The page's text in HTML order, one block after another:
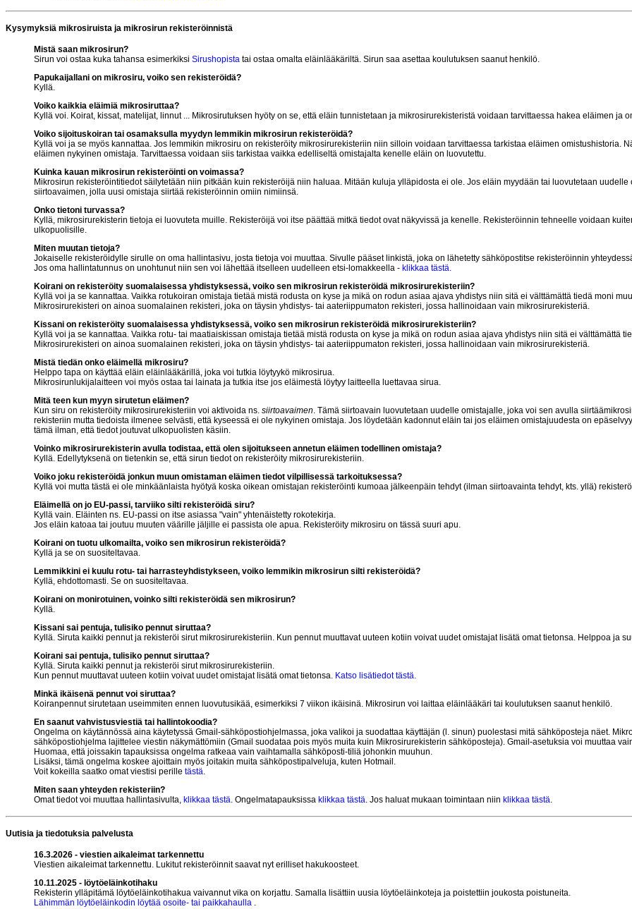
Kysymyksiä mikrosiruista ja mikrosirun rekisteröinnistä
Mistä saan mikrosirun?
Sirun voi ostaa kuka tahansa esimerkiksi Sirushopista tai ostaa omalta eläinlääkäriltä. Sirun saa asettaa koulutuksen saanut henkilö.
Papukaijallani on mikrosiru, voiko sen rekisteröidä?
Kyllä.
Voiko kaikkia eläimiä mikrosiruttaa?
Kyllä voi. Koirat, kissat, matelijat, linnut ... Mikrosirutuksen hyöty on se, että eläin tunnistetaan ja mikrosirurekisteristä voidaan tarvittaessa hakea eläimen ja
Voiko sijoituskoiran tai osamaksulla myydyn lemmikin mikrosirun rekisteröidä?
Kyllä voi ja se myös kannattaa. Jos lemmikin mikrosiru on rekisteröity mikrosirurekisteriin niin silloin voidaan tarvittaessa tarkistaa eläimen
eläimen nykyinen omistaja. Tarvittaessa voidaan siis tarkistaa vaikka edelliseltä omistajalta kenelle eläin on luovutettu.
Kuinka kauan mikrosirun rekisteröinti on voimassa?
Mikrosirun rekisteröintitiedot säilytetään niin pitkään kuin rekisteröijä niin haluaa. Mitään kuluja ylläpidosta ei ole. Jos eläin myydään tai luovutetaan
siirtoavaimen, jolla uusi omistaja siirtää rekisteröinnin omiin nimiinsä.
Onko tietoni turvassa?
Kyllä, mikrosirurekisterin tietoja ei luovuteta muille. Rekisteröijä voi itse päättää mitkä tiedot ovat näkyvissä ja kenelle. Rekisteröinnin tehneelle voidaan
ulkopuolisille.
Miten muutan tietoja?
Jokaiselle rekisteröidylle sirulle on oma hallintasivu, josta tietoja voi muuttaa. Sivulle pääset linkistä, joka on lähetetty sähköpostitse rekisteröinnin
Jos oma hallintatunnus on unohtunut niin sen voi lähettää itselleen uudelleen etsi-lomakkeella - klikkaa tästä.
Koirani on rekisteröity suomalaisessa yhdistyksessä, voiko sen mikrosirun rekisteröidä mikrosirurekisteriin?
Kyllä voi ja se kannattaa. Vaikka rotukoiran omistaja tietää mistä rodusta on kyse ja mikä on rodun asiaa ajava yhdistys niin sitä ei välttämättä tiedä moni
Mikrosirurekisteri on ainoa suomalainen rekisteri, joka on täysin yhdistys- tai aateriippumaton rekisteri, jossa hallinoidaan vain mikrosirurekisteriä.
Kissani on rekisteröity suomalaisessa yhdistyksessä, voiko sen mikrosirun rekisteröidä mikrosirurekisteriin?
Kyllä voi ja se kannattaa. Vaikka rotu- tai maatiaiskissan omistaja tietää mistä rodusta on kyse ja mikä on rodun asiaa ajava yhdistys niin sitä ei välttämättä
Mikrosirurekisteri on ainoa suomalainen rekisteri, joka on täysin yhdistys- tai aateriippumaton rekisteri, jossa hallinoidaan vain mikrosirurekisteriä.
Mistä tiedän onko eläimellä mikrosiru?
Helppo tapa on käyttää eläin eläinlääkärillä, joka voi tutkia löytyykö mikrosirua.
Mikrosirunlukijalaitteen voi myös ostaa tai lainata ja tutkia itse jos eläimestä löytyy laitteella luettavaa sirua.
Mitä teen kun myyn sirutetun eläimen?
Kun siru on rekisteröity mikrosirurekisteriin voi aktivoida ns. siirtoavaimen. Tämä siirtoavain luovutetaan uudelle omistajalle, joka voi sen avulla
rekisteriin mutta tiedoista ilmenee selvästi, että kyseessä ei ole nykyinen omistaja. Jos löydetään kadonnut eläin tai jos eläimen omistajuudesta on
tämä ilman, että tiedot joutuvat ulkopuolisten käsiin.
Voinko mikrosirurekisterin avulla todistaa, että olen sijoitukseen annetun eläimen todellinen omistaja?
Kyllä. Edellytyksenä on tietenkin se, että sirun tiedot on rekisteröity mikrosirurekisteriin.
Voiko joku rekisteröidä jonkun muun omistaman eläimen tiedot vilpillisessä tarkoituksessa?
Kyllä voi mutta tästä ei ole minkäänlaista hyötyä koska oikean omistajan rekisteröinti kumoaa jälkeenpäin tehdyt (ilman siirtoavainta tehdyt, kts. yllä)
Eläimellä on jo EU-passi, tarviiko silti rekisteröidä siru?
Kyllä vain. Eläinten ns. EU-passi on itse asiassa "vain" yhtenäistetty rokotekirja.
Jos eläin katoaa tai joutuu muuten väärille jäljille ei passista ole apua. Rekisteröity mikrosiru on tässä suuri apu.
Koirani on tuotu ulkomailta, voiko sen mikrosirun rekisteröidä?
Kyllä ja se on suositeltavaa.
Lemmikkini ei kuulu rotu- tai harrasteyhdistykseen, voiko lemmikin mikrosirun silti rekisteröidä?
Kyllä, ehdottomasti. Se on suositeltavaa.
Koirani on monirotuinen, voinko silti rekisteröidä sen mikrosirun?
Kyllä.
Kissani sai pentuja, tulisiko pennut siruttaa?
Kyllä. Siruta kaikki pennut ja rekisteröi sirut mikrosirurekisteriin. Kun pennut muuttavat uuteen kotiin voivat uudet omistajat lisätä omat tietonsa. Helppoa ja
Koirani sai pentuja, tulisiko pennut siruttaa?
Kyllä. Siruta kaikki pennut ja rekisteröi sirut mikrosirurekisteriin.
Kun pennut muuttavat uuteen kotiin voivat uudet omistajat lisätä omat tietonsa. Katso lisätiedot tästä.
Minkä ikäisenä pennut voi siruttaa?
Koiranpennut sirutetaan useimmiten ennen luovutusikää, esimerkiksi 7 viikon ikäisinä. Mikrosirun voi laittaa eläinlääkäri tai koulutuksen saanut henkilö.
En saanut vahvistusviestiä tai hallintokoodia?
Ongelma on käytännössä aina käytetyssä Gmail-sähköpostiohjelmassa, joka valikoi ja suodattaa käyttäjän (l. sinun) puolestasi mitä sähköposteja näet.
sähköpostiohjelma lajittelee viestin näkymättömiin (Gmail suodataa pois myös muita kuin Mikrosirurekisterin sähköposteja). Gmail-asetuksia voi muuttaa
Huomaa, että joissakin tapauksissa ongelma ratkeaa vain vaihtamalla sähköposti-tiliä johonkin muuhun.
Lisäksi, tämä ongelma koskee ajoittain myös joitakin muita sähköpostipalveluja, kuten Hotmail.
Voit kokeilla saatko omat viestisi perille tästä.
Miten saan yhteyden rekisteriin?
Omat tiedot voi muuttaa hallintasivulta, klikkaa tästä. Ongelmatapauksissa klikkaa tästä. Jos haluat mukaan toimintaan niin klikkaa tästä.
Uutisia ja tiedotuksia palvelusta
16.3.2026 - viestien aikaleimat tarkennettu
Viestien aikaleimat tarkennettu. Lukitut rekisteröinnit saavat nyt erilliset hakukoosteet.
10.11.2025 - löytöeläinkotihaku
Rekisterin ylläpitämä löytöeläinkotihakua vaivannut vika on korjattu. Samalla lisättiin uusia löytöeläinkoteja ja poistettiin joukosta poistuneita.
Lähimmän löytöeläinkodin löytää osoite- tai paikkahaulla .